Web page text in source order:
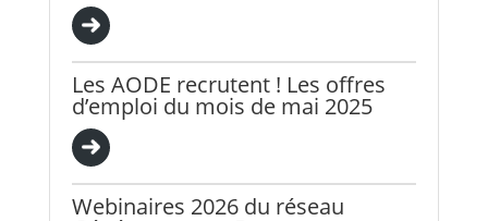
Les AODE recrutent ! Les offres
d’emploi du mois de mai 2025
Webinaires 2026 du réseau